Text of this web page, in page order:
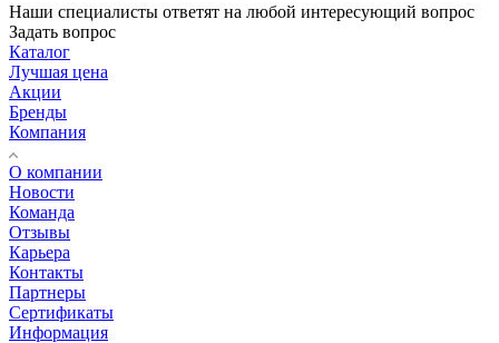
Наши специалисты ответят на любой интересующий вопрос
Задать вопрос
Каталог
Лучшая цена
Акции
Бренды
Компания
О компании
Новости
Команда
Отзывы
Карьера
Контакты
Партнеры
Сертификаты
Информация